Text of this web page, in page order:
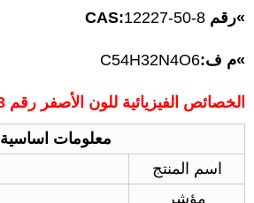
»رقم CAS: 12227-50-8
»م ف:C54H32N4O6
الخصائص الفيزيائية للون الأصفر رقم 33
معلومات اساسية
اسم المنتج
مؤشر